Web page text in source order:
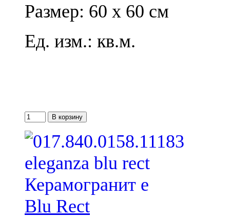
Размер: 60 x 60 см
Ед. изм.: кв.м.
Blu Rect